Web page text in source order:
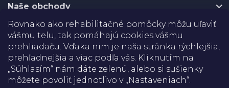
Rovnako ako rehabilitačné pomôcky môžu uľaviť
vášmu telu, tak pomáhajú cookies vášmu
prehliadaču. Vďaka nim je naša stránka rýchlejšia,
prehľadnejšia a viac podľa vás. Kliknutím na
„Súhlasím“ nám dáte zelenú, alebo si sušienky
môžete povoliť jednotlivo v „Nastaveniach“.
Naše obchody
Certifikáty
Doprava
Platba